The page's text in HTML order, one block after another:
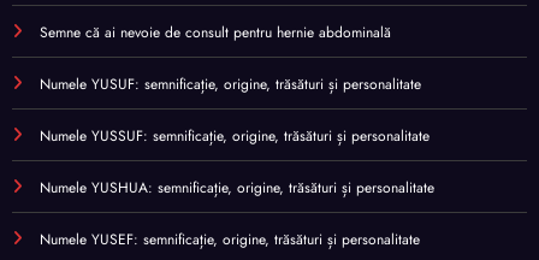
Semne că ai nevoie de consult pentru hernie abdominală
Numele YUSUF: semnificație, origine, trăsături și personalitate
Numele YUSSUF: semnificație, origine, trăsături și personalitate
Numele YUSHUA: semnificație, origine, trăsături și personalitate
Numele YUSEF: semnificație, origine, trăsături și personalitate